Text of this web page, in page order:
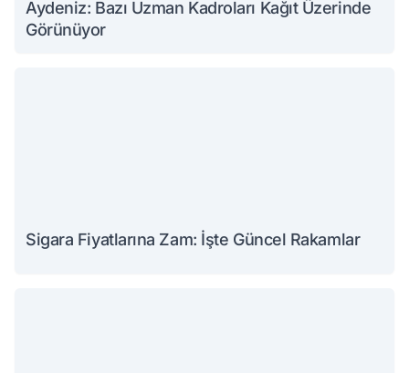
Aydeniz: Bazı Uzman Kadroları Kağıt Üzerinde
Görünüyor
Sigara Fiyatlarına Zam: İşte Güncel Rakamlar